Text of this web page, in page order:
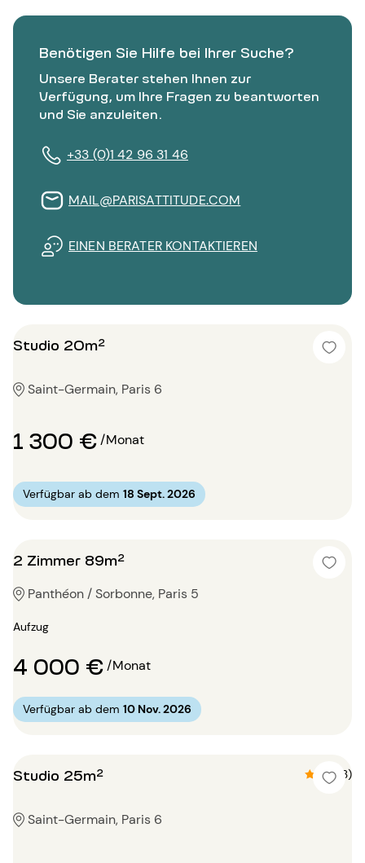
Benötigen Sie Hilfe bei Ihrer Suche?
Unsere Berater stehen Ihnen zur
Verfügung, um Ihre Fragen zu beantworten
und Sie anzuleiten.
+33 (0)1 42 96 31 46
MAIL@PARISATTITUDE.COM
EINEN BERATER KONTAKTIEREN
Studio 20m²
Saint-Germain, Paris 6
1 300 €/Monat
Verfügbar ab dem 18 Sept. 2026
2 Zimmer 89m²
Panthéon / Sorbonne, Paris 5
Aufzug
4 000 €/Monat
Verfügbar ab dem 10 Nov. 2026
Studio 25m² 4.7 (3)
Saint-Germain, Paris 6